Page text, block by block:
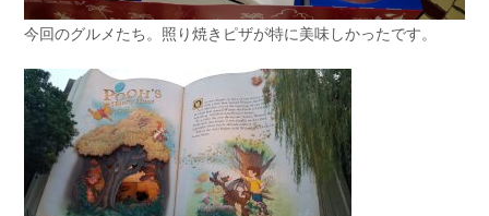
今回のグルメたち。照り焼きピザが特に美味しかったです。